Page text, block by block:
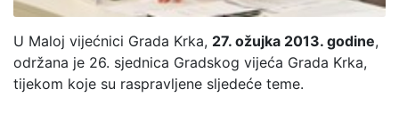
U Maloj vijećnici Grada Krka, 27. ožujka 2013. godine,
održana je 26. sjednica Gradskog vijeća Grada Krka,
tijekom koje su raspravljene sljedeće teme.